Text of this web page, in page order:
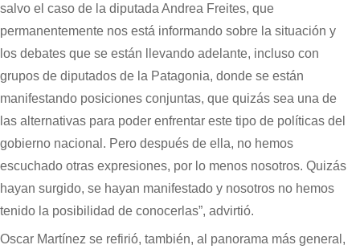
salvo el caso de la diputada Andrea Freites, que
permanentemente nos está informando sobre la situación y
los debates que se están llevando adelante, incluso con
grupos de diputados de la Patagonia, donde se están
manifestando posiciones conjuntas, que quizás sea una de
las alternativas para poder enfrentar este tipo de políticas del
gobierno nacional. Pero después de ella, no hemos
escuchado otras expresiones, por lo menos nosotros. Quizás
hayan surgido, se hayan manifestado y nosotros no hemos
tenido la posibilidad de conocerlas”, advirtió.
Oscar Martínez se refirió, también, al panorama más general,